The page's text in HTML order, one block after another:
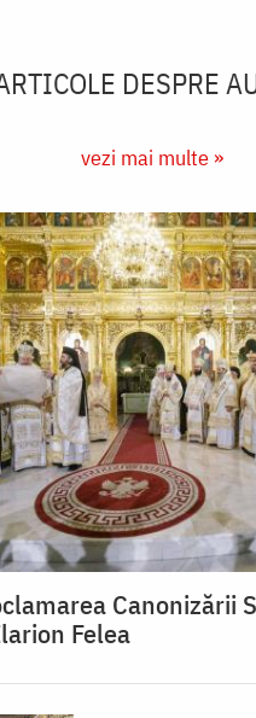
DESPRE
vezi mai multe »
Canonizării
Felea